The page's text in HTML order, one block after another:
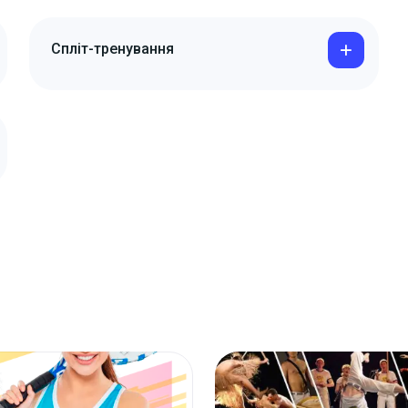
Спліт-тренування